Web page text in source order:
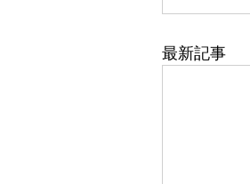
最新記事